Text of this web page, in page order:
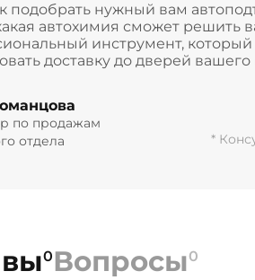
подобрать нужный вам
автохимия сможет
инструмент,
доставку до дверей
по продажам
отдела
*
0Вопросы0